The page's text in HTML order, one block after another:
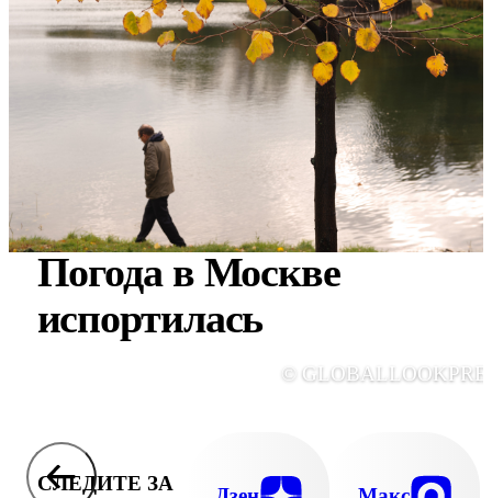
Погода в Москве
испортилась
©
СЛЕДИТЕ ЗА